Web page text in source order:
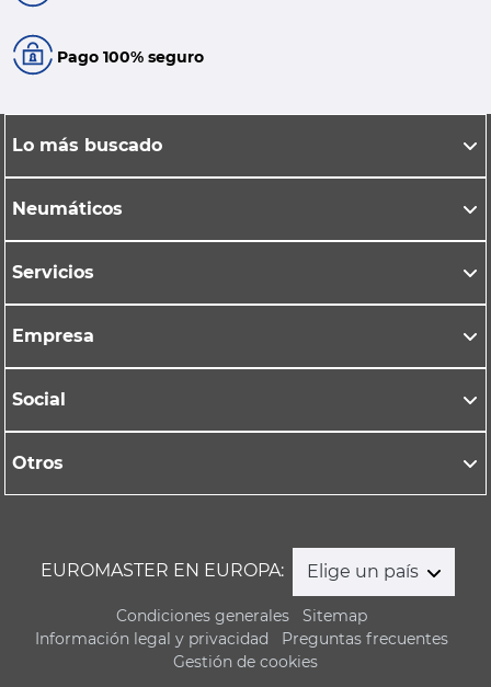
Pago 100% seguro
Lo más buscado
Neumáticos
Servicios
Empresa
Social
Otros
EUROMASTER EN EUROPA: Elige un país
Condiciones generales
Sitemap
Información legal y privacidad
Preguntas frecuentes
Gestión de cookies